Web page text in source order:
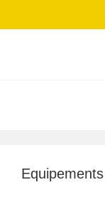
Equipements